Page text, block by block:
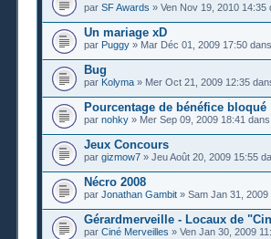
par SF Awards » Ven Nov 19, 2010 14:35
Un mariage xD
par Puggy » Mar Déc 01, 2009 17:50 dans
Bug
par Kolyma » Mer Oct 21, 2009 12:35
Pourcentage de bénéfice bloqué
par nohky » Mer Sep 09, 2009 18:41 dans
Jeux Concours
par gizmow7 » Jeu Août 20, 2009 15:55
Nécro 2008
par Jonathan Gambit » Sam Jan 31, 2009
Gérardmerveille - Locaux de
par Ciné Merveilles » Ven Jan 30, 2009